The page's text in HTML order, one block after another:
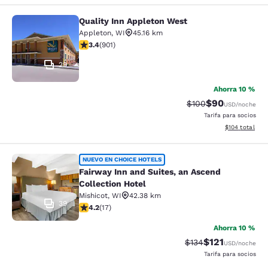
Quality Inn Appleton West
29
Quality Inn Appleton West
Appleton, WI
45.16 km
Calificación de 3.41 estrellas. Bueno. 901 reseñas
3.4(901)
Ahorra 10 %
Tarifa tachada:
$100Tarifa
$90USD/noche
Tarifa para socios
Ver detalles
$104 total
Fairway Inn and Suites, an Ascend
39
NUEVO EN CHOICE HOTELS
Fairway Inn and Suites, an Ascend
Collection Hotel
Mishicot, WI
42.38 km
Calificación de 4.24 estrellas. Excelente. 17 reseñas
4.2(17)
Ahorra 10 %
Tarifa tachada:
$134Tarifa reducida:
$121USD/noche
Tarifa para socios